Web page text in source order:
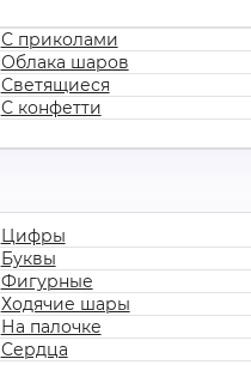
С приколами
Облака шаров
Светящиеся
С конфетти
Цифры
Буквы
Фигурные
Ходячие шары
На палочке
Сердца